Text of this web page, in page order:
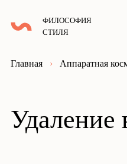
ФИЛОСОФИЯ
СТИЛЯ
Главная › Аппаратная
Удаление